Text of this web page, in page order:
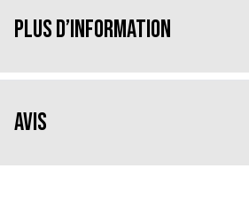
Plus d’information
Avis